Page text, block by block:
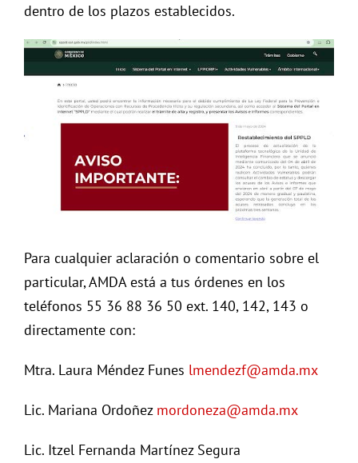
dentro de los plazos establecidos.
Para cualquier aclaración o comentario sobre el
particular, AMDA está a tus órdenes en los
teléfonos 55 36 88 36 50 ext. 140, 142, 143 o
directamente con:
Mtra. Laura Méndez Funes lmendezf@amda.mx
Lic. Mariana Ordoñez mordoneza@amda.mx
Lic. Itzel Fernanda Martínez Segura